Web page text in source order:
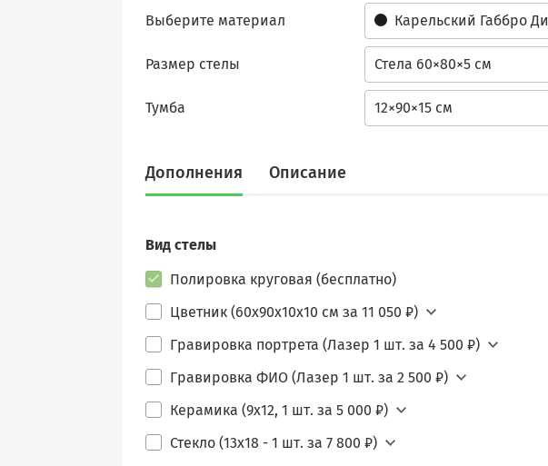
Карельский Габбро
Выберите материал
Стела 60×80×5 см
Размер стелы
12×90×15 см
Тумба
Дополнения Описание
Вид стелы
Полировка круговая (бесплатно)
Цветник (60х90х10х10 см за 11 050 ₽)
Гравировка портрета (Лазер 1 шт. за 4 500 ₽)
Гравировка ФИО (Лазер 1 шт. за 2 500 ₽)
Керамика (9х12, 1 шт. за 5 000 ₽)
Стекло (13х18 - 1 шт. за 7 800 ₽)